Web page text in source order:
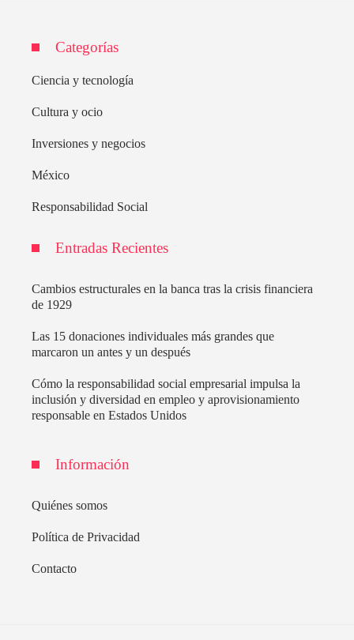
Categorías
Ciencia y tecnología
Cultura y ocio
Inversiones y negocios
México
Responsabilidad Social
Entradas Recientes
Cambios estructurales en la banca tras la crisis financiera
de 1929
Las 15 donaciones individuales más grandes que
marcaron un antes y un después
Cómo la responsabilidad social empresarial impulsa la
inclusión y diversidad en empleo y aprovisionamiento
responsable en Estados Unidos
Información
Quiénes somos
Política de Privacidad
Contacto